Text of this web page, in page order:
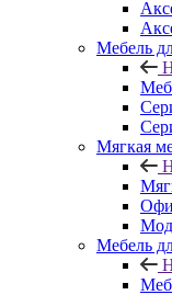
Мебель
Мягкая
Мебель